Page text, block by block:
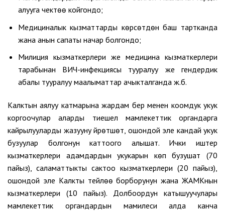
алууга чектөө койгондо;
Медициналык кызматтарды көрсөтүүдөн баш тартканда
жана анын сапаты начар болгондо;
Милиция кызматкерлери же медицина кызматкерлери
тарабынан ВИЧ-инфекциясы тууралуу же гендердик
абалы тууралуу маалыматтар ачыкталганда ж.б.
Калктын аялуу катмарына жардам берүү менен коомдук укук
коргоочулар аларды тиешелүү мамлекеттик органдарга
кайрылууларды жазууну үйрөтүшөт, ошондой эле кандай укук
бузуулар болгонун каттоого алышат. Ички иштер
кызматкерлери адамдардын укукарын көп бузушат (70
пайыз), саламаттыкты сактоо кызматкерлери (20 пайыз),
ошондой эле Калкты тейлөө борборунун жана ЖАМКнын
кызматкерлери (10 пайыз). Долбоордун катышуучулары
мамлекеттик органдардын мамилеси алда канча